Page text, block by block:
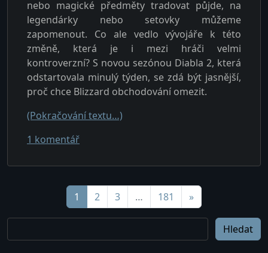
Hledat Hledat
nebo magické předměty tradovat půjde, na
legendárky nebo setovky můžeme
zapomenout. Co ale vedlo vývojáře k této
změně, která je i mezi hráči velmi
kontroverzní? S novou sezónou Diabla 2, která
odstartovala minulý týden, se zdá být jasnější,
proč chce Blizzard obchodování omezit.
(Pokračování textu…)
1 komentářu textu s názvem Můžou Diablo 2
Navigace pro příspěvky
1 2 3 … 181 »